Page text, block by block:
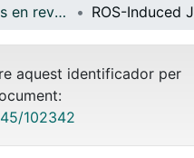
Articles publicats en revistes (Genètica, Microbiologia i Estadística)
aquest identificador per
102342